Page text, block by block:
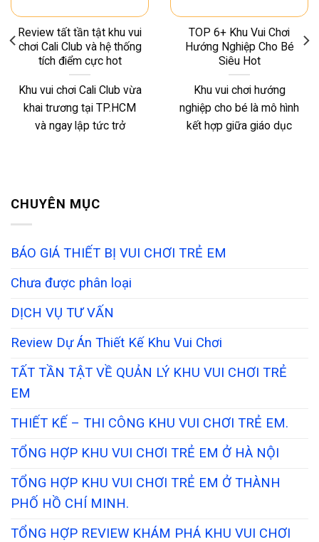
Review tất tần tật khu vui
chơi Cali Club và hệ thống
tích điểm cực hot
Khu vui chơi Cali Club vừa
khai trương tại TP.HCM
và ngay lập tức trở
TOP 6+ Khu Vui Chơi
Hướng Nghiệp Cho Bé
Siêu Hot
Khu vui chơi hướng
nghiệp cho bé là mô hình
kết hợp giữa giáo dục
CHUYÊN MỤC
BÁO GIÁ THIẾT BỊ VUI CHƠI TRẺ EM
Chưa được phân loại
DỊCH VỤ TƯ VẤN
Review Dự Án Thiết Kế Khu Vui Chơi
TẤT TẦN TẬT VỀ QUẢN LÝ KHU VUI CHƠI TRẺ
EM
THIẾT KẾ – THI CÔNG KHU VUI CHƠI TRẺ EM.
TỔNG HỢP KHU VUI CHƠI TRẺ EM Ở HÀ NỘI
TỔNG HỢP KHU VUI CHƠI TRẺ EM Ở THÀNH
PHỐ HỒ CHÍ MINH.
TỔNG HỢP REVIEW KHÁM PHÁ KHU VUI CHƠI